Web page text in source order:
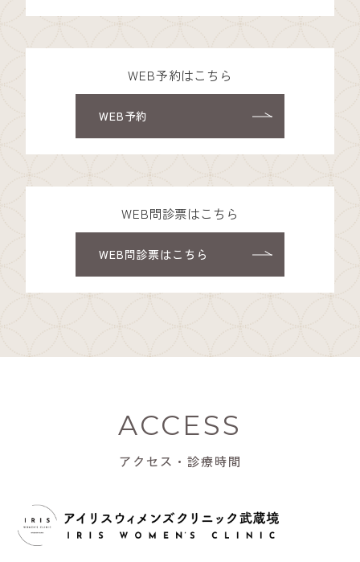
WEB予約はこちら
WEB予約
WEB問診票はこちら
WEB問診票はこちら
ACCESS
アクセス・診療時間